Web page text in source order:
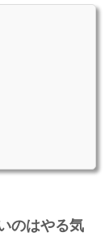
のはやる気